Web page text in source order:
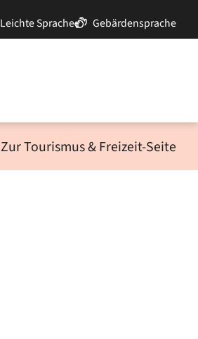
Leichte Sprache Gebärdensprache
Zur Tourismus & Freizeit-Seite